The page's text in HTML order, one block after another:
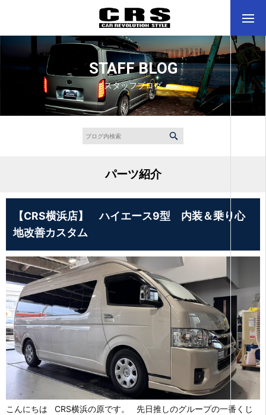
STAFF BLOG
スタッフブログ
パーツ紹介
【CRS横浜店】 ハイエース9型 内装＆乗り心
地改善カスタム
こんにちは CRS横浜の原です。 先日推しのグループの一番くじ